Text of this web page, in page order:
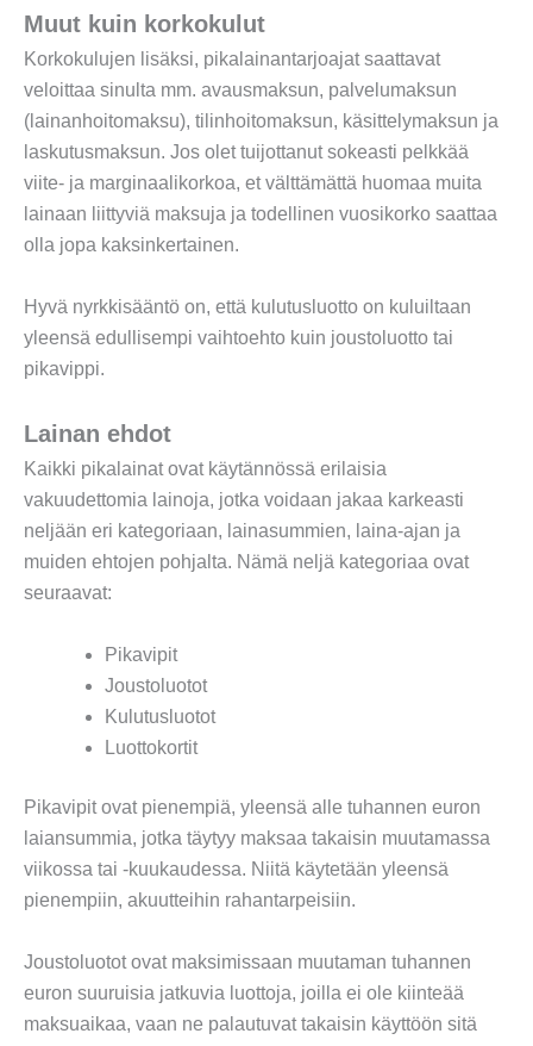
Muut kuin korkokulut
Korkokulujen lisäksi, pikalainantarjoajat saattavat
veloittaa sinulta mm. avausmaksun, palvelumaksun
(lainanhoitomaksu), tilinhoitomaksun, käsittelymaksun ja
laskutusmaksun. Jos olet tuijottanut sokeasti pelkkää
viite- ja marginaalikorkoa, et välttämättä huomaa muita
lainaan liittyviä maksuja ja todellinen vuosikorko saattaa
olla jopa kaksinkertainen.
Hyvä nyrkkisääntö on, että kulutusluotto on kuluiltaan
yleensä edullisempi vaihtoehto kuin joustoluotto tai
pikavippi.
Lainan ehdot
Kaikki pikalainat ovat käytännössä erilaisia
vakuudettomia lainoja, jotka voidaan jakaa karkeasti
neljään eri kategoriaan, lainasummien, laina-ajan ja
muiden ehtojen pohjalta. Nämä neljä kategoriaa ovat
seuraavat:
Pikavipit
Joustoluotot
Kulutusluotot
Luottokortit
Pikavipit ovat pienempiä, yleensä alle tuhannen euron
laiansummia, jotka täytyy maksaa takaisin muutamassa
viikossa tai -kuukaudessa. Niitä käytetään yleensä
pienempiin, akuutteihin rahantarpeisiin.
Joustoluotot ovat maksimissaan muutaman tuhannen
euron suuruisia jatkuvia luottoja, joilla ei ole kiinteää
maksuaikaa, vaan ne palautuvat takaisin käyttöön sitä